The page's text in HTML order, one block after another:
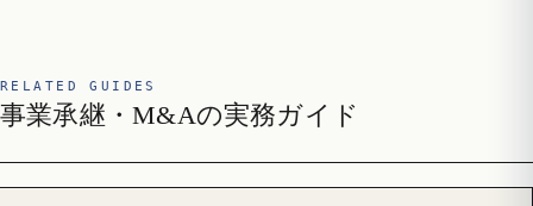
RELATED GUIDES
事業承継・M&Aの実務ガイド